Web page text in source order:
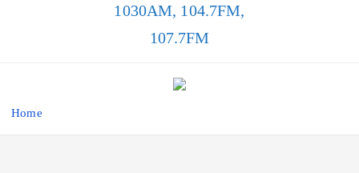
1030AM, 104.7FM,
107.7FM
Home